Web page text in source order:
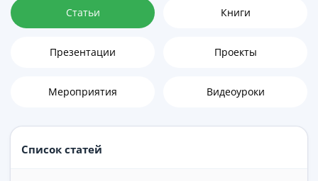
Статьи Книги
Презентации Проекты
Мероприятия Видеоуроки
Список статей